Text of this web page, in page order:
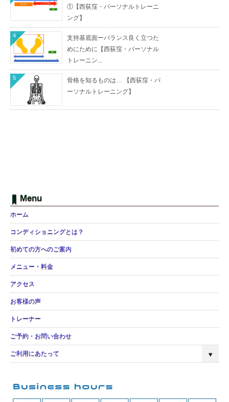
①【西荻窪・パーソナルトレーニ
ング】
支持基底面ーバランス良く立つた
めにために【西荻窪・パーソナル
トレーニン...
4
骨格を知るものは… 【西荻窪・パ
ーソナルトレーニング】
5
Menu
ホーム
コンディショニングとは？
初めての方へのご案内
メニュー・料金
アクセス
お客様の声
トレーナー
ご予約・お問い合わせ
ご利用にあたって